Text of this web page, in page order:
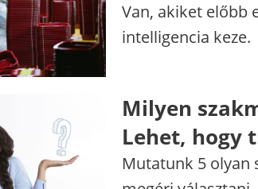
Van, akiket előbb
intelligencia keze.
Milyen
Lehet, hogy
Mutatunk 5 olyan